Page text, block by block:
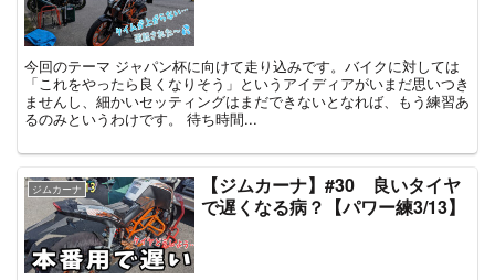
今回のテーマ ジャパン杯に向けて走り込みです。バイクに対しては
「これをやったら良くなりそう」というアイディアがいまだ思いつき
ませんし、細かいセッティングはまだできないとなれば、もう練習あ
るのみというわけです。 待ち時間...
ジムカーナ
【ジムカーナ】#30 良いタイヤ
で遅くなる病？【パワー練3/13】